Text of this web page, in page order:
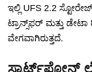
ಇಲ್ಲಿ UFS 2.2
ಟ್ರಾನ್ಸ್‌ಫರ್ ಮತ್ತು
ವೇಗವಾಗಿರುತ್ತದೆ.
ಸ್ಮಾರ್ಟ್‌ಫೋನ್